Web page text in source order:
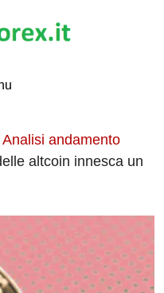
Analisi andamento
altcoin innesca un